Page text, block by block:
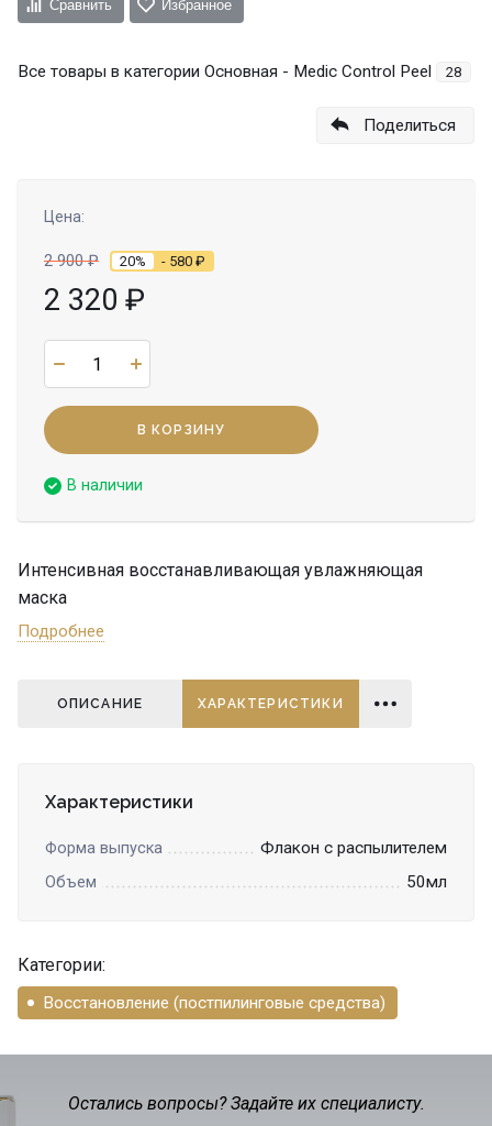
Сравнить Избранное
Все товары в категории Основная - Medic Control Peel 28
Поделиться
Цена:
2 900₽ 20% - 580 ₽
2 320 ₽
В КОРЗИНУ
В наличии
Интенсивная восстанавливающая увлажняющая
маска
Подробнее
ОПИСАНИЕ ХАРАКТЕРИСТИКИ
Характеристики
Форма выпуска Флакон с распылителем
Объем 50мл
Категории:
Восстановление (постпилинговые средства)
Остались вопросы? Задайте их специалисту.